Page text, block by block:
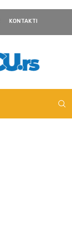
KONTAKTI